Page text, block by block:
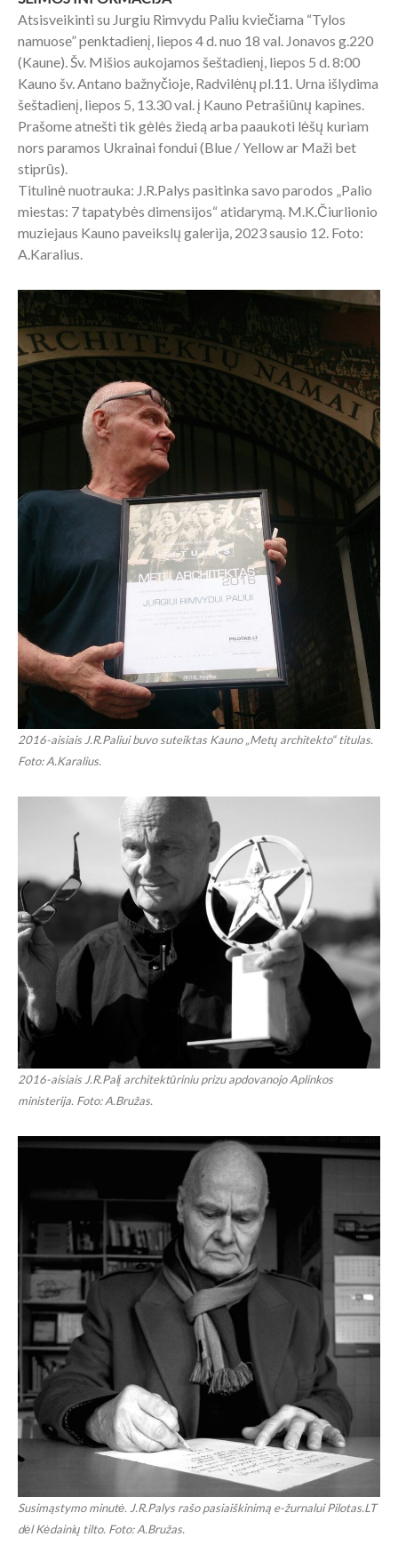
Atsisveikinti su Jurgiu Rimvydu Paliu kviečiama “Tylos
namuose” penktadienį, liepos 4 d. nuo 18 val. Jonavos g.220
(Kaune). Šv. Mišios aukojamos šeštadienį, liepos 5 d. 8:00
Kauno šv. Antano bažnyčioje, Radvilėnų pl.11. Urna išlydima
šeštadienį, liepos 5, 13.30 val. į Kauno Petrašiūnų kapines.
Prašome atnešti tik gėlės žiedą arba paaukoti lėšų kuriam
nors paramos Ukrainai fondui (Blue / Yellow ar Maži bet
stiprūs).
Titulinė nuotrauka: J.R.Palys pasitinka savo parodos „Palio
miestas: 7 tapatybės dimensijos“ atidarymą. M.K.Čiurlionio
muziejaus Kauno paveikslų galerija, 2023 sausio 12. Foto:
A.Karalius.
2016-aisiais J.R.Paliui buvo suteiktas Kauno „Metų architekto“ titulas.
Foto: A.Karalius.
2016-aisiais J.R.Palį architektūriniu prizu apdovanojo Aplinkos
ministerija. Foto: A.Bružas.
Susimąstymo minutė. J.R.Palys rašo pasiaiškinimą e-žurnalui Pilotas.LT
dėl Kėdainių tilto. Foto: A.Bružas.